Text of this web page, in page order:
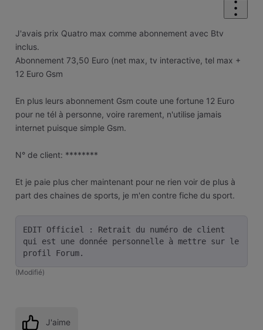
J'avais prix Quatro max comme abonnement avec Btv
inclus.
Abonnement 73,50 Euro (net max, tv interactive, tel max +
12 Euro Gsm
En plus leurs abonnement Gsm coute une fortune 12 Euro
pour ne tél à personne, voire rarement, n'utilise jamais
internet puisque simple Gsm.
N° de client: ********
Et je paie plus cher maintenant pour ne rien voir de plus à
part des chaines de sports, je m'en contre fiche du sport.
EDIT Officiel : Retrait du numéro de client
qui est une donnée personnelle à mettre sur le
profil Forum.
(Modifié)
J'aime